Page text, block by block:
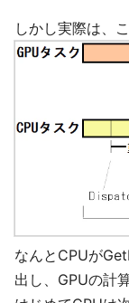
しかし実際は、
なんとCPUが
出し、GPUの計